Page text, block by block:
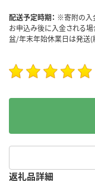
配送予定時期： ※寄附の入
お申込み後に入金される場
盆/年末年始休業日は発送(
返礼品詳細